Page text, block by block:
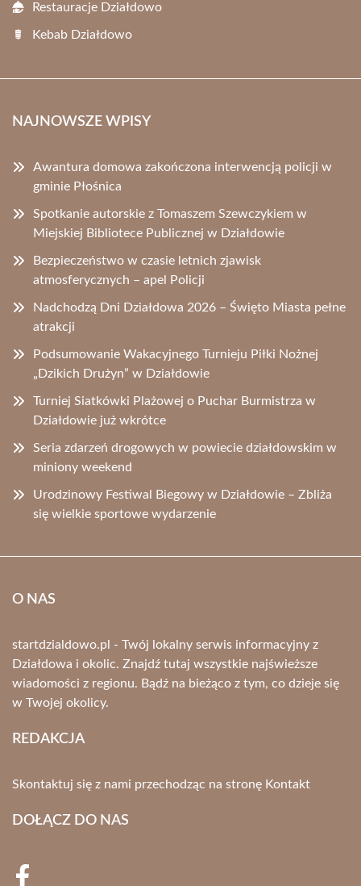
Restauracje Działdowo
Kebab Działdowo
NAJNOWSZE WPISY
Awantura domowa zakończona interwencją policji w
gminie Płośnica
Spotkanie autorskie z Tomaszem Szewczykiem w
Miejskiej Bibliotece Publicznej w Działdowie
Bezpieczeństwo w czasie letnich zjawisk
atmosferycznych – apel Policji
Nadchodzą Dni Działdowa 2026 – Święto Miasta pełne
atrakcji
Podsumowanie Wakacyjnego Turnieju Piłki Nożnej
„Dzikich Drużyn” w Działdowie
Turniej Siatkówki Plażowej o Puchar Burmistrza w
Działdowie już wkrótce
Seria zdarzeń drogowych w powiecie działdowskim w
miniony weekend
Urodzinowy Festiwal Biegowy w Działdowie – Zbliża
się wielkie sportowe wydarzenie
O NAS
startdzialdowo.pl - Twój lokalny serwis informacyjny z
Działdowa i okolic. Znajdź tutaj wszystkie najświeższe
wiadomości z regionu. Bądź na bieżąco z tym, co dzieje się
w Twojej okolicy.
REDAKCJA
Skontaktuj się z nami przechodząc na stronę Kontakt
DOŁĄCZ DO NAS